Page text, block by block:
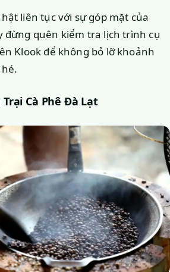
liên tục với sự góp mặt của
đừng quên kiểm tra lịch trình cụ
Klook để không bỏ lỡ khoảnh
Cà Phê Đà Lạt